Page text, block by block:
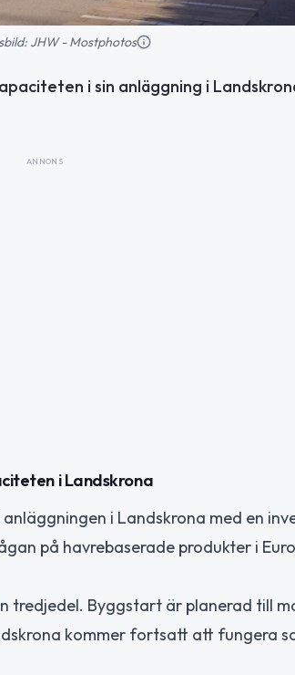
JHW - Mostphotos
i sin anläggning i
ANNONS
i Landskrona
i Landskrona med en
på havrebaserade produkter i
tredjedel. Byggstart är planerad till
kommer fortsatt att fungera